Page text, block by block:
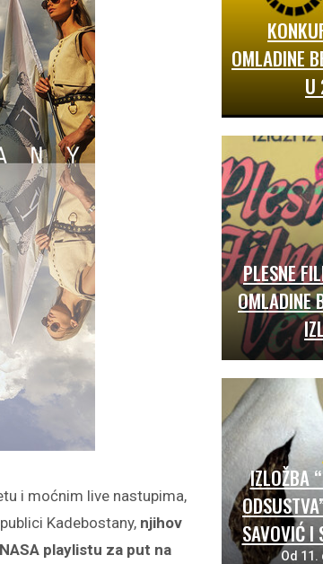
i moćnim live nastupima,
Kadebostany, njihov
NASA playlistu za put na
OMLADINE
U
PLESNE
OMLADINE
IZLOŽBA
SAVOVIĆ I
Od 11.